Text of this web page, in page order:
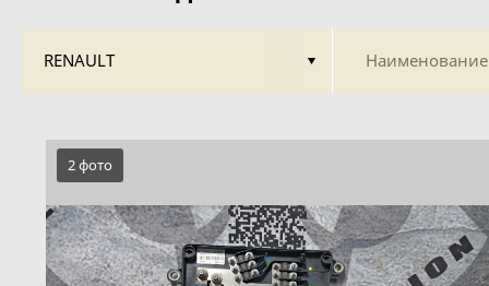
RENAULT Наименование
2 фото